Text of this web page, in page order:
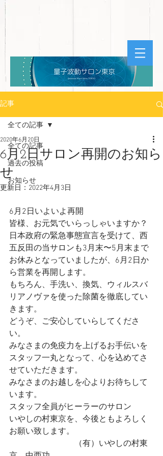
記事
全ての記事
過去の投稿
お知らせ
全ての記事
6月2日サロン再開のお知ら
せ
2020年6月20日
更新日： 2022年4月3日
6月2日いよいよ再開
皆様、お元気でいらっしゃいますか？
日本政府の緊急事態宣言を受けて、西
五反田の当サロンも3月末〜5月末まで
お休みとなっていましたが、6月2日か
ら営業を再開します。
もちろん、手洗い、換気、ウィルスバ
リアノヴァを使った除菌を徹底してい
きます。
どうぞ、ご安心していらしてくださ
い。
みなさまの免疫力を上げるお手伝いを
スタッフ一丸となって、心を込めてさ
せていただきます。
みなさまのお越しを心よりお待ちして
います。
スタッフ全員がヒーラーのサロン
いやしの村東京を、今後ともよろしく
お願い致します。
（有）いやしの村東